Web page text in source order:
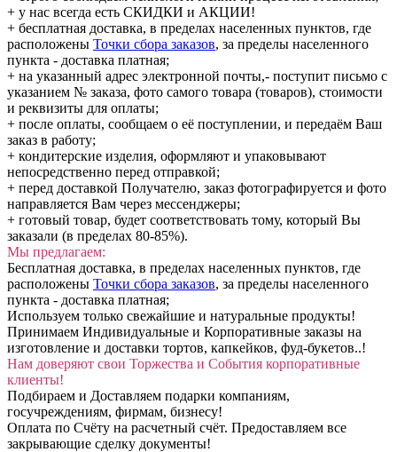
+ у нас всегда есть СКИДКИ и АКЦИИ!
+ бесплатная доставка, в пределах населенных пунктов, где
расположены Точки сбора заказов, за пределы населенного
пункта - доставка платная;
+ на указанный адрес электронной почты,- поступит письмо с
указанием № заказа, фото самого товара (товаров), стоимости
и реквизиты для оплаты;
+ после оплаты, сообщаем о её поступлении, и передаём Ваш
заказ в работу;
+ кондитерские изделия, оформляют и упаковывают
непосредственно перед отправкой;
+ перед доставкой Получателю, заказ фотографируется и фото
направляется Вам через мессенджеры;
+ готовый товар, будет соответствовать тому, который Вы
заказали (в пределах 80-85%).
Мы предлагаем:
Бесплатная доставка, в пределах населенных пунктов, где
расположены Точки сбора заказов, за пределы населенного
пункта - доставка платная;
Используем только свежайшие и натуральные продукты!
Принимаем Индивидуальные и Корпоративные заказы на
изготовление и доставки тортов, капкейков, фуд-букетов..!
Нам доверяют свои Торжества и События корпоративные
клиенты!
Подбираем и Доставляем подарки компаниям,
госучреждениям, фирмам, бизнесу!
Оплата по Счёту на расчетный счёт. Предоставляем все
закрывающие сделку документы!